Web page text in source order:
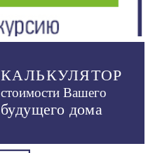
КАЛЬКУЛЯТОР
стоимости Вашего
будущего дома